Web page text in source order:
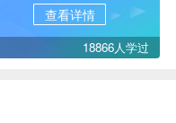
查看详情
18866人学过